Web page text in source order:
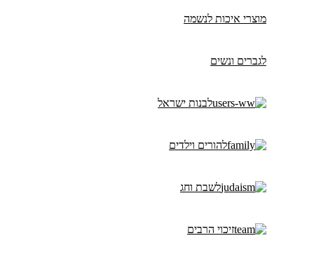
מוצרי איכות לנשמה
לגברים ונשים
לבנות ישראל
להורים וילדים
לשבת וחג
זיכוי הרבים